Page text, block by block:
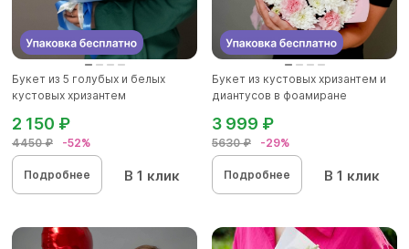
Букет из 5 голубых и белых
кустовых хризантем
4450 ₽ -52%
2 150 ₽
Подробнее В 1 клик
Букет из кустовых хризантем и
диантусов в фоамиране
5630 ₽ -29%
3 999 ₽
Подробнее В 1 клик